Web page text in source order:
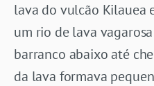
lava do vulcão Kilauea
um rio de lava
barranco abaixo até
da lava formava